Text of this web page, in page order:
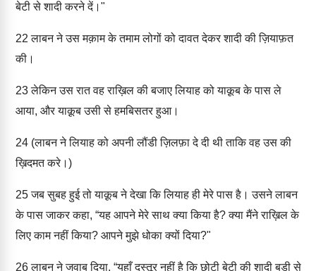
बेटी से शादी करने दें।"
22 लाबन ने उस मक़ाम के तमाम लोगों को दावत देकर शादी की ज़ियाफ़त
की।
23लेकिन उस रात वह राख़िल की बजाए लियाह को याक़ूब के पास ले
आया, और याक़ूब उसी से हमबिसतर हुआ।
24 (लाबन ने लियाह को अपनी लौंडी ज़िलफ़ा दे दी थी ताकि वह उस की
ख़िदमत करे।)
25जब सुबह हुई तो याक़ूब ने देखा कि लियाह ही मेरे पास है। उसने लाबन
के पास जाकर कहा, “यह आपने मेरे साथ क्या किया है? क्या मैंने राख़िल के
लिए काम नहीं किया? आपने मुझे धोका क्यों दिया?"
26लाबन ने जवाब दिया, “यहाँ दस्तूर नहीं है कि छोटी बेटी की शादी बड़ी से